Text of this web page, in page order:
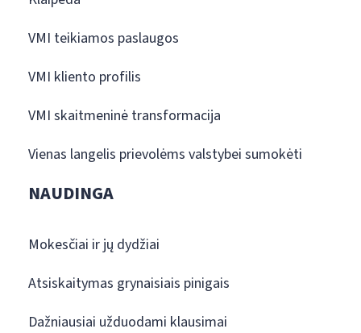
VMI teikiamos paslaugos
VMI kliento profilis
VMI skaitmeninė transformacija
Vienas langelis prievolėms valstybei sumokėti
NAUDINGA
Mokesčiai ir jų dydžiai
Atsiskaitymas grynaisiais pinigais
Dažniausiai užduodami klausimai